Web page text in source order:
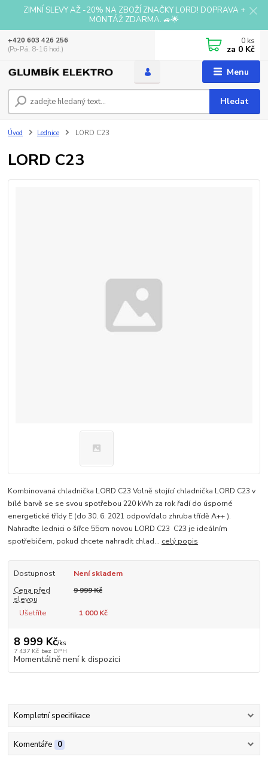
ZIMNÍ SLEVY AŽ -20% NA ZBOŽÍ ZNAČKY LORD! DOPRAVA +
MONTÁŽ ZDARMA. 🚙🌟
Menu
Hledat
+420 603 426 256
(Po-Pá, 8-16 hod.)
0 ks
za 0 Kč
Úvod Lednice LORD C23
LORD C23
Kombinovaná chladnička LORD C23 Volně stojící chladnička LORD C23 v
bílé barvě se se svou spotřebou 220 kWh za rok řadí do úsporné
energetické třídy E (do 30. 6. 2021 odpovídalo zhruba třídě A++ ).
Nahraďte lednici o šířce 55cm novou LORD C23 C23 je ideálním
spotřebičem, pokud chcete nahradit chlad... celý popis
Dostupnost
Není skladem
Cena před
slevou
9 999 Kč
Ušetříte 1 000 Kč
8 999 Kč/ks
7 437 Kč bez DPH
Momentálně není k dispozici
Kompletní specifikace
Komentáře 0